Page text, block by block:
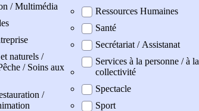
/ Multimédia
naturels /
/ Soins aux
/
Ressources Humaines
Santé
Secrétariat / Assistanat
Services à la personne / à la
collectivité
Spectacle
Sport